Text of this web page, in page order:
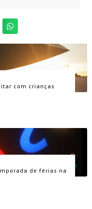
com crianças
de férias na